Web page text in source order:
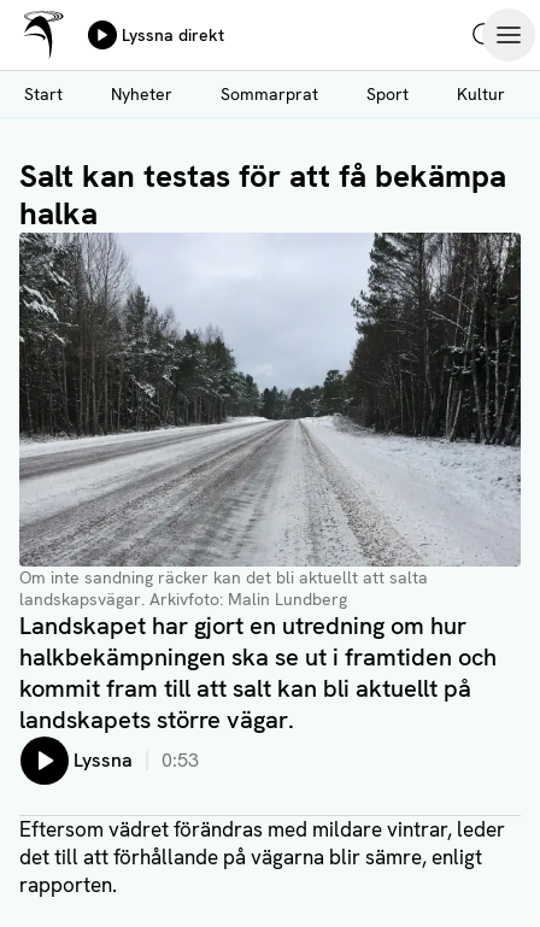
Hoppa
till
huvudinnehåll
Ålands Radio & TV
Lyssna direkt
Start
Nyheter Sommarprat Sport Kultur
Salt kan testas för att få bekämpa
halka
Om inte sandning räcker kan det bli aktuellt att salta
landskapsvägar. Arkivfoto: Malin Lundberg
Landskapet har gjort en utredning om hur
halkbekämpningen ska se ut i framtiden och
kommit fram till att salt kan bli aktuellt på
landskapets större vägar.
Lyssna 0:53
Eftersom vädret förändras med mildare vintrar, leder
det till att förhållande på vägarna blir sämre, enligt
rapporten.